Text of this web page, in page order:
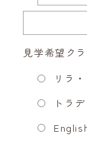
見学希望ク
リラ
トラ